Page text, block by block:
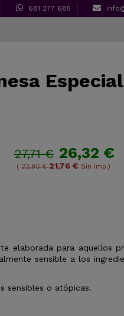
681 277 685
27,71 € 26,32 €
(22,90 €21,76 € Sin imp.)
elaborada para aquellos
sensible a los
sensibles o atópicas.